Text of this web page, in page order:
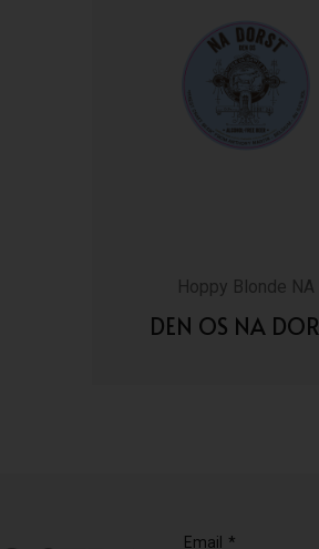
Hoppy Blonde NA
DEN OS NA
Email